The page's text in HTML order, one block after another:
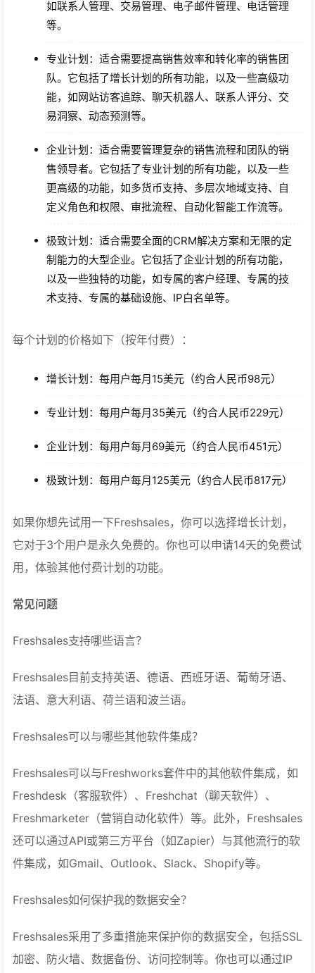
如联系人管理、交易管理、电子邮件管理、电话管理
等。
专业计划：适合需要提高销售效率和转化率的销售团
队。它包括了增长计划的所有功能，以及一些高级功
能，如网站访客追踪、聊天机器人、联系人评分、交
易洞察、动态预测等。
企业计划：适合需要管理复杂的销售流程和团队的销
售领导者。它包括了专业计划的所有功能，以及一些
更高级的功能，如多货币支持、多层次地域支持、自
定义角色和权限、审批流程、自动化智能工作流等。
极致计划：适合需要全面的CRM解决方案和无限的定
制能力的大型企业。它包括了企业计划的所有功能，
以及一些独特的功能，如专属的客户经理、专属的技
术支持、专属的基础设施、IP白名单等。
每个计划的价格如下（按年付费）：
增长计划：每用户每月15美元（约合人民币98元）
专业计划：每用户每月35美元（约合人民币229元）
企业计划：每用户每月69美元（约合人民币451元）
极致计划：每用户每月125美元（约合人民币817元）
如果你想先试用一下Freshsales，你可以选择增长计划，
它对于3个用户是永久免费的。你也可以申请14天的免费试
用，体验其他付费计划的功能。
常见问题
Freshsales支持哪些语言？
Freshsales目前支持英语、德语、西班牙语、葡萄牙语、
法语、意大利语、荷兰语和波兰语。
Freshsales可以与哪些其他软件集成？
Freshsales可以与Freshworks套件中的其他软件集成，如
Freshdesk（客服软件）、Freshchat（聊天软件）、
Freshmarketer（营销自动化软件）等。此外，Freshsales
还可以通过API或第三方平台（如Zapier）与其他流行的软
件集成，如Gmail、Outlook、Slack、Shopify等。
Freshsales如何保护我的数据安全？
Freshsales采用了多重措施来保护你的数据安全，包括SSL
加密、防火墙、数据备份、访问控制等。你也可以通过IP